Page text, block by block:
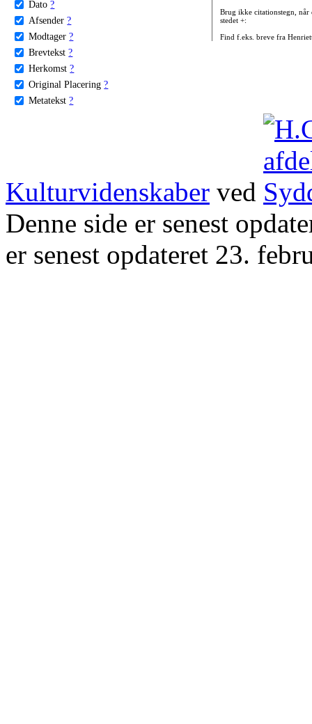
Dato ?
Afsender ?
Modtager ?
Brevtekst ?
Herkomst ?
Original Placering ?
Metatekst ?
Brug ikke citationstegn, når
stedet +:
Find f.eks. breve fra
Kulturvidenskaber ved
Denne side er senest
er senest opdateret 23.